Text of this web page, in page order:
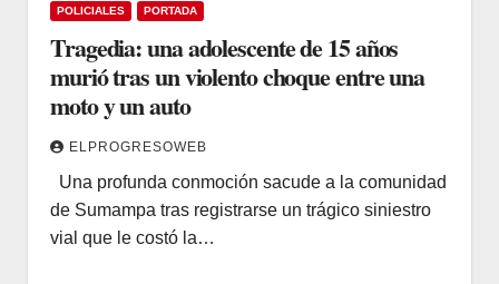
POLICIALES PORTADA
Tragedia: una adolescente de 15 años
murió tras un violento choque entre una
moto y un auto
ELPROGRESOWEB
Una profunda conmoción sacude a la comunidad
de Sumampa tras registrarse un trágico siniestro
vial que le costó la…